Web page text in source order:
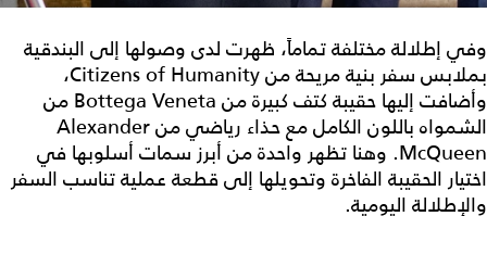
وفي إطلالة مختلفة تماماً، ظهرت لدى وصولها إلى البندقية
بملابس سفر بنية مريحة من Citizens of Humanity،
وأضافت إليها حقيبة كتف كبيرة من Bottega Veneta من
الشمواه باللون الكامل مع حذاء رياضي من Alexander
McQueen. وهنا تظهر واحدة من أبرز سمات أسلوبها في
اختيار الحقيبة الفاخرة وتحويلها إلى قطعة عملية تناسب السفر
والإطلالة اليومية.